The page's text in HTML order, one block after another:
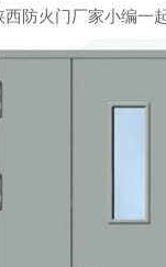
防火门厂家小编一